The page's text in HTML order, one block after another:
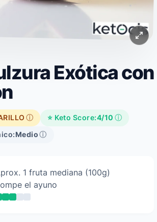
Exótica con
ⓘ ⭐ Keto Score:4/10 ⓘ
Medioⓘ
1 fruta mediana (100g)
el ayuno